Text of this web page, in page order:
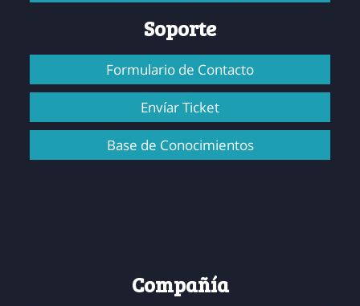
Soporte
Formulario de Contacto
Envíar Ticket
Base de Conocimientos
Compañía